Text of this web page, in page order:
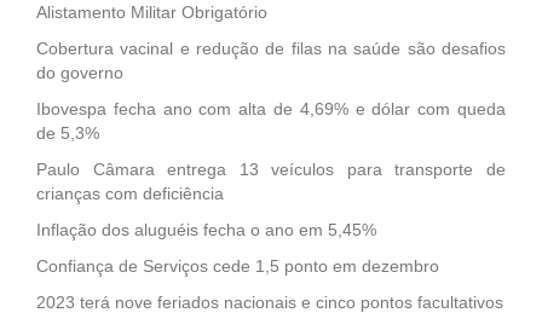
Alistamento Militar Obrigatório
Cobertura vacinal e redução de filas na saúde são desafios
do governo
Ibovespa fecha ano com alta de 4,69% e dólar com queda
de 5,3%
Paulo Câmara entrega 13 veículos para transporte de
crianças com deficiência
Inflação dos aluguéis fecha o ano em 5,45%
Confiança de Serviços cede 1,5 ponto em dezembro
2023 terá nove feriados nacionais e cinco pontos facultativos